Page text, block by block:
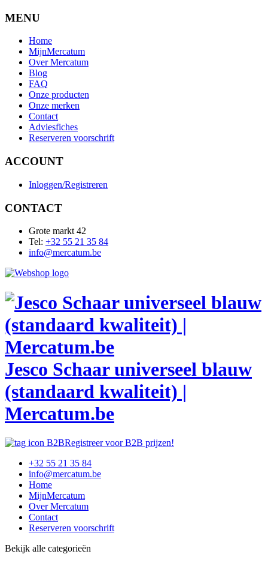
MENU
Home
MijnMercatum
Over Mercatum
Blog
FAQ
Onze producten
Onze merken
Contact
Adviesfiches
Reserveren voorschrift
ACCOUNT
Inloggen/Registreren
CONTACT
Grote markt 42
Tel: +32 55 21 35 84
info@mercatum.be
Jesco Schaar universeel blauw
(standaard kwaliteit) |
Mercatum.be
Registreer voor B2B prijzen!
+32 55 21 35 84
info@mercatum.be
Home
MijnMercatum
Over Mercatum
Contact
Reserveren voorschrift
Bekijk alle categorieën